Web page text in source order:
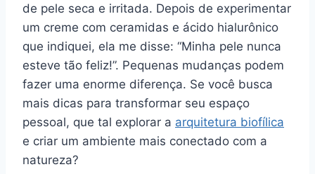
de pele seca e irritada. Depois de experimentar
um creme com ceramidas e ácido hialurônico
que indiquei, ela me disse: “Minha pele nunca
esteve tão feliz!”. Pequenas mudanças podem
fazer uma enorme diferença. Se você busca
mais dicas para transformar seu espaço
pessoal, que tal explorar a arquitetura biofílica
e criar um ambiente mais conectado com a
natureza?